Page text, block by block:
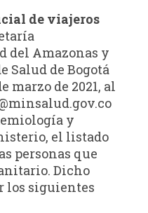
de viajeros
del Amazonas y
Salud de Bogotá
marzo de 2021, al
y
el listado
personas que
Dicho
los siguientes